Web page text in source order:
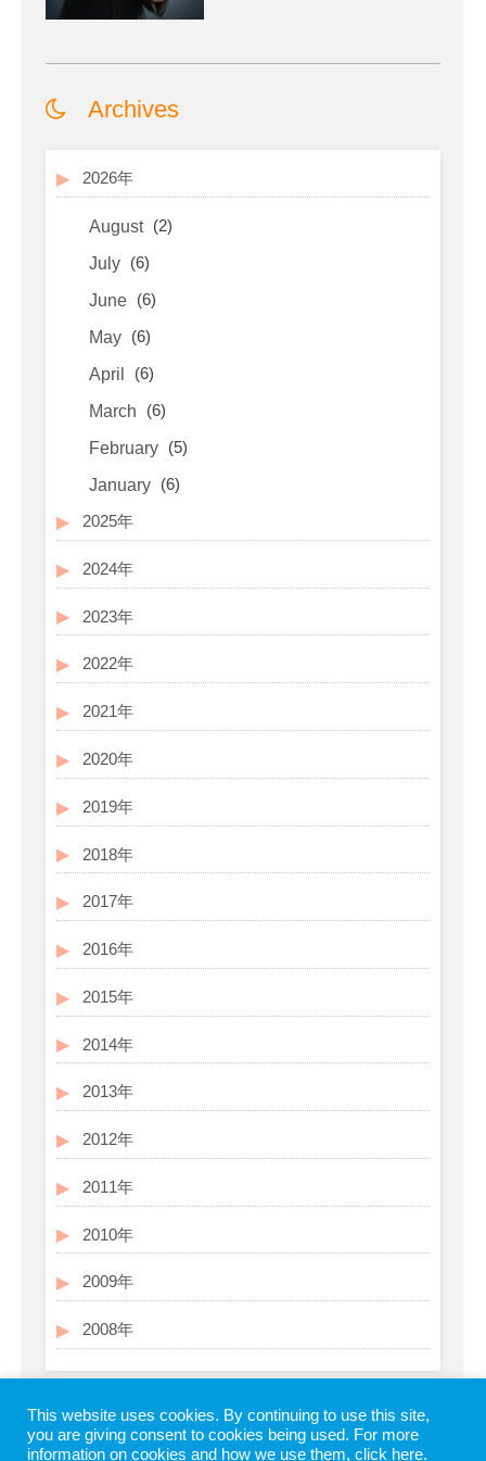
Archives
2026年
August (2)
July (6)
June (6)
May (6)
April (6)
March (6)
February (5)
January (6)
2025年
2024年
2023年
2022年
2021年
2020年
2019年
2018年
2017年
2016年
2015年
2014年
2013年
2012年
2011年
2010年
2009年
2008年
This website uses cookies. By continuing to use this site,
you are giving consent to cookies being used. For more
information on cookies and how we use them, click here.